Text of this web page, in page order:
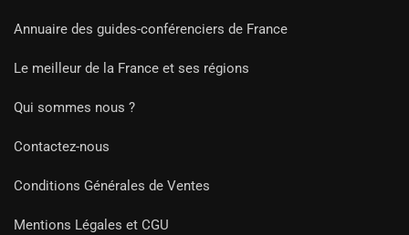
Annuaire des guides-conférenciers de France
Le meilleur de la France et ses régions
Qui sommes nous ?
Contactez-nous
Conditions Générales de Ventes
Mentions Légales et CGU